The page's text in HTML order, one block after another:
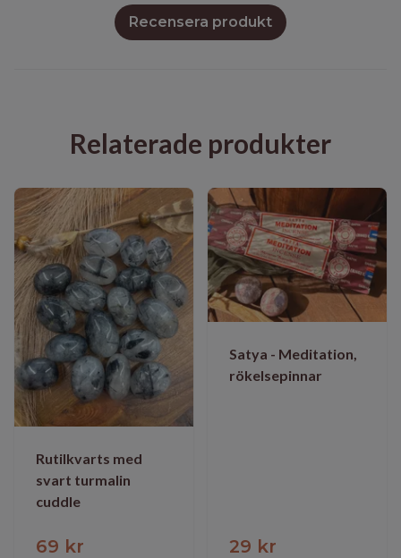
Recensera produkt
Relaterade produkter
Rutilkvarts med
svart turmalin
cuddle
69 kr
Satya - Meditation,
rökelsepinnar
29 kr